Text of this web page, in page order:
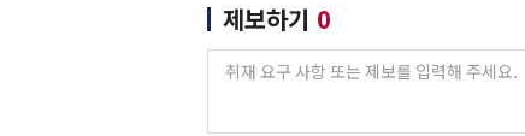
제보하기 0